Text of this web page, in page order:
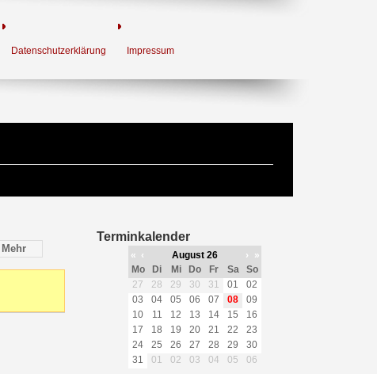
Datenschutzerklärung Impressum
Mehr
Terminkalender
« ‹ August 26 ›
»
Mo
Di Mi Do Fr Sa
So
27
28 29 30 31 01
02
03
04 05 06 07 08
09
10
11 12 13 14 15
16
17
18 19 20 21 22
23
24
25 26 27 28 29
30
31
01 02 03 04 05 06